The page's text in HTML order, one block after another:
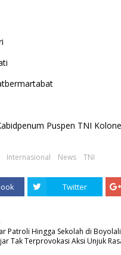
Puspen TNI
Internasional News TNI
Twitter
Patroli Hingga Sekolah di
Tak Terprovokasi Aksi Unjuk